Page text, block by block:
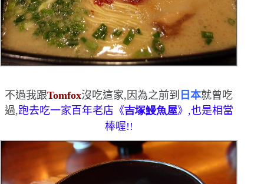
不過我跟Tomfox沒吃這家,因為之前到 日本就曾吃
過,跑去吃一家百年老店《吉塚鰻魚屋》,也是相當
棒喔!!